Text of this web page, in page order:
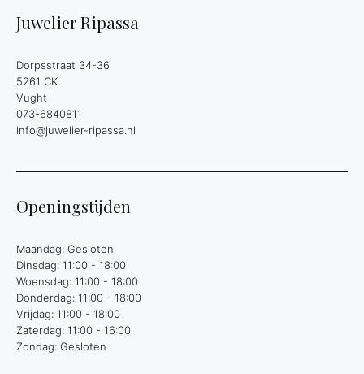
Juwelier Ripassa
Dorpsstraat 34-36
5261 CK
Vught
073-6840811
info@juwelier-ripassa.nl
Openingstijden
Maandag: Gesloten
Dinsdag: 11:00 - 18:00
Woensdag: 11:00 - 18:00
Donderdag: 11:00 - 18:00
Vrijdag: 11:00 - 18:00
Zaterdag: 11:00 - 16:00
Zondag: Gesloten